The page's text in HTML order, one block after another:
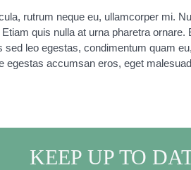
rutrum neque eu, ullamcorper mi.
quis nulla at urna pharetra
leo egestas, condimentum quam
egestas accumsan eros, eget
KEEP UP TO